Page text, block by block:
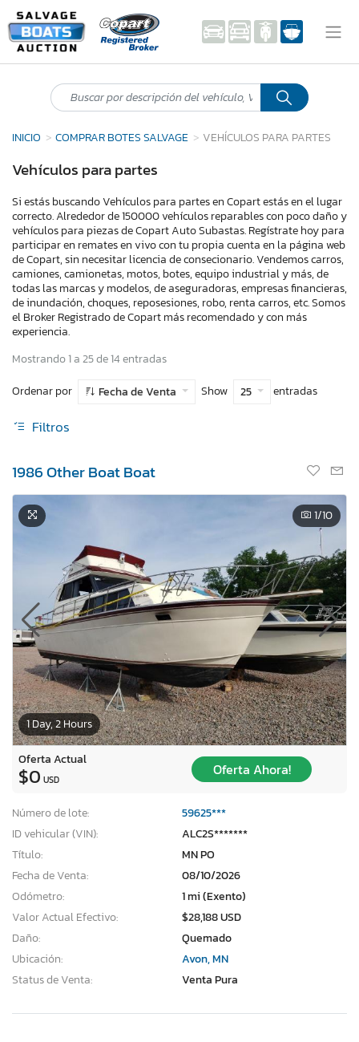
INICIO COMPRAR BOTES SALVAGE VEHÍCULOS PARA PARTES
Vehículos para partes
Si estás buscando Vehículos para partes en Copart estás en el lugar
correcto. Alrededor de 150000 vehículos reparables con poco daño y
vehículos para piezas de Copart Auto Subastas. Regístrate hoy para
participar en remates en vivo con tu propia cuenta en la página web
de Copart, sin necesitar licencia de consecionario. Vendemos carros,
camiones, camionetas, motos, botes, equipo industrial y más, de
todas las marcas y modelos, de aseguradoras, empresas financieras,
de inundación, choques, reposesiones, robo, renta carros, etc. Somos
el Broker Registrado de Copart más recomendado y con más
experiencia.
Mostrando 1 a 25 de 14 entradas
Ordenar por
Fecha de Venta Show 25 entradas
Filtros
1986 Other Boat Boat
1 Day, 2 Hours
1/10
Oferta Actual
$0 USD
Oferta Ahora!
Número de lote:
59625***
ID vehicular (VIN):
ALC2S*******
Título:
MN PO
Fecha de Venta:
08/10/2026
Odómetro:
1 mi (Exento)
Valor Actual Efectivo:
$28,188 USD
Daño:
Quemado
Ubicación:
Avon, MN
Status de Venta:
Venta Pura